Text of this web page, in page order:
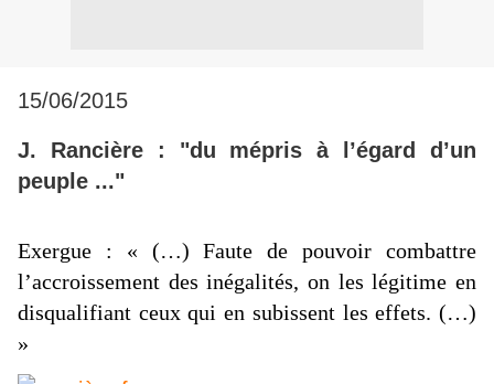
15/06/2015
J. Rancière : "du mépris à l’égard d’un
peuple ..."
Exergue : « (…) Faute de pouvoir combattre
l’accroissement des inégalités, on les légitime en
disqualifiant ceux qui en subissent les effets. (…)
»